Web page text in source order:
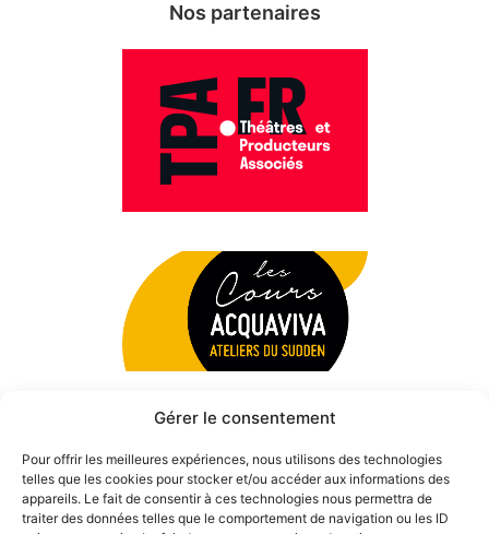
Gérer le consentement
Pour offrir les meilleures expériences, nous utilisons des technologies
telles que les cookies pour stocker et/ou accéder aux informations des
appareils. Le fait de consentir à ces technologies nous permettra de
traiter des données telles que le comportement de navigation ou les ID
Nos partenaires